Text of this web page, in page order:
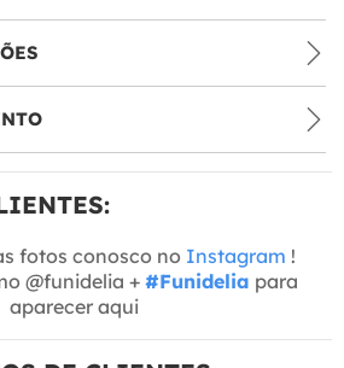
fotos conosco no Instagram !
@funidelia + #Funidelia para
aparecer aqui